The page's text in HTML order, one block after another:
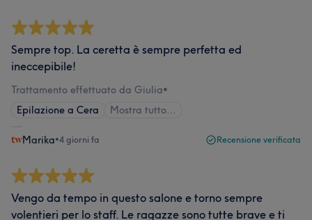
Sempre top. La ceretta è sempre perfetta ed
ineccepibile!
Trattamento effettuato da Giulia•
Epilazione a Cera
Mostra tutto…
Marika•4 giorni fa Recensione verificata
Vengo da tempo in questo salone e torno sempre
volentieri per lo staff. Le ragazze sono tutte brave e ti